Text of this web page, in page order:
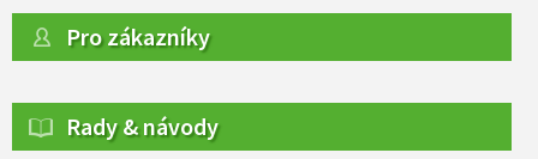
Pro zákazníky
Rady & návody